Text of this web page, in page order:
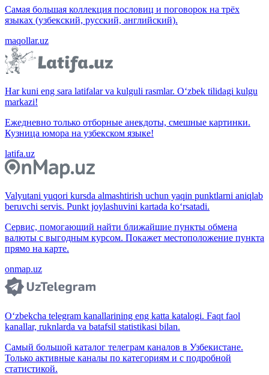
Самая большая коллекция пословиц и поговорок на трёх
языках (узбекский, русский, английский).
maqollar.uz
Har kuni eng sara latifalar va kulguli rasmlar. O‘zbek tilidagi kulgu
markazi!
Ежедневно только отборные анекдоты, смешные картинки.
Кузница юмора на узбекском языке!
latifa.uz
Valyutani yuqori kursda almashtirish uchun yaqin punktlarni aniqlab
beruvchi servis. Punkt joylashuvini kartada ko‘rsatadi.
Сервис, помогающий найти ближайшие пункты обмена
валюты с выгодным курсом. Покажет местоположение пункта
прямо на карте.
onmap.uz
O‘zbekcha telegram kanallarining eng katta katalogi. Faqt faol
kanallar, ruknlarda va batafsil statistikasi bilan.
Самый большой каталог телеграм каналов в Узбекистане.
Только активные каналы по категориям и с подробной
статистикой.